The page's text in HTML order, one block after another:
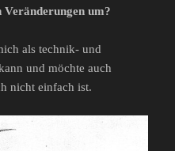
Veränderungen um?
als technik- und
und möchte auch
nicht einfach ist.